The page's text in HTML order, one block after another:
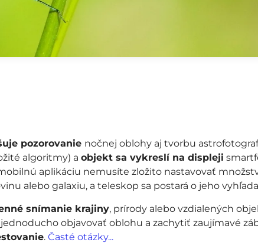
pozorovanie nočnej oblohy aj tvorbu
algoritmy) a objekt sa vykreslí na displeji
aplikáciu nemusíte zložito nastavovať
alebo galaxiu, a teleskop sa postará o jeho
snímanie krajiny, prírody alebo vzdialených
objavovať oblohu a zachytiť zaujímavé
. Časté otázky...